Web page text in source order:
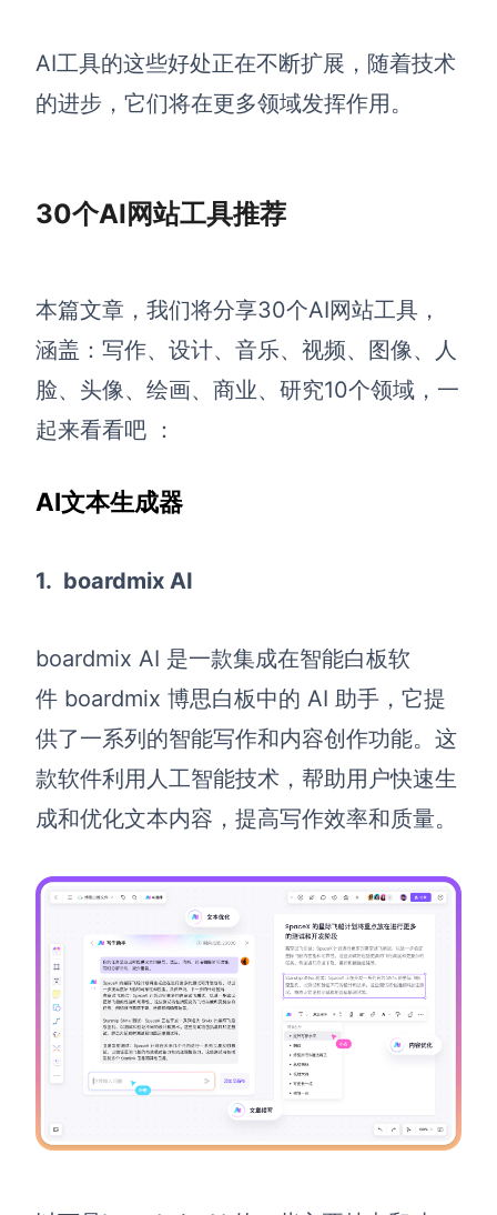
私有化部署
管理功能定制 · 专业部署方案
企业版申请试用
帮助支持
帮助中心
获取详细功能指南和技术支持
知识分享社区
定价
AI工具的这些好处正在不断扩展，随着技术
的进步，它们将在更多领域发挥作用。
30个AI网站工具推荐
本篇文章，我们将分享30个AI网站工具，
涵盖：写作、设计、音乐、视频、图像、人
脸、头像、绘画、商业、研究10个领域，一
起来看看吧 ：
AI文本生成器
1. boardmix AI
boardmix AI 是一款集成在智能白板软
件 boardmix 博思白板中的 AI 助手，它提
供了一系列的智能写作和内容创作功能。这
款软件利用人工智能技术，帮助用户快速生
成和优化文本内容，提高写作效率和质量。